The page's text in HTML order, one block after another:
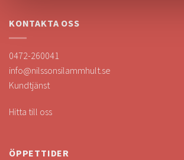
KONTAKTA OSS
0472-260041
info@nilssonsilammhult.se
Kundtjänst
Hitta till oss
ÖPPETTIDER